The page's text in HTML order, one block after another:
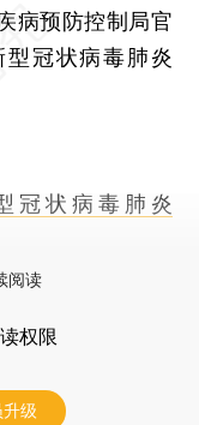
病预防控制局官
冠状病毒肺炎
冠状病毒肺炎
阅读
权限
级